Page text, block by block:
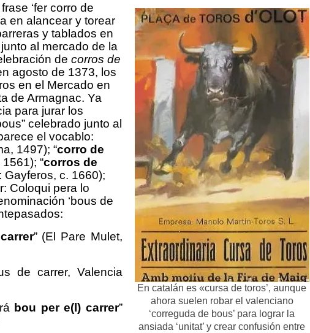
En catalán es «cursa de toros’, aunque
ahora suelen robar el valenciano
‘correguda de bous’ para lograr la
ansiada ‘unitat’ y crear confusión entre
frase ‘fer corro de
en alancear y torear
y tablados en
junto al mercado de la
de corros de
agosto de 1373, los
en el Mercado en
de Armagnac. Ya
para jurar los
celebrado junto al
el vocablo:
1497); “corro de
1561); “corros de
Gayferos, c. 1660);
Coloqui pera lo
‘bous de
” (El Pare Mulet,
de carrer, Valencia
bou per e(l) carrer”